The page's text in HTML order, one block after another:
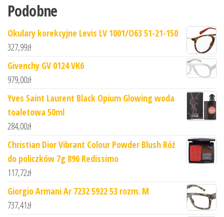
Podobne
Okulary korekcyjne Levis LV 1001/O63 51-21-150
327,99zł
Givenchy GV 0124 VK6
979,00zł
Yves Saint Laurent Black Opium Glowing woda
toaletowa 50ml
284,00zł
Christian Dior Vibrant Colour Powder Blush Róż
do policzków 7g 896 Redissimo
117,72zł
Giorgio Armani Ar 7232 5922 53 rozm. M
737,41zł